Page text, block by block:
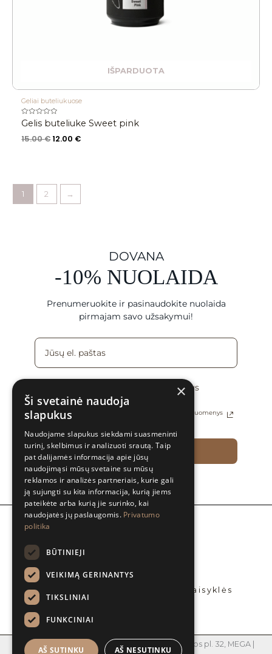
IŠPARDUOTA
Geliai buteliukuose
Įvertinimas:
0
5
Gelis buteliuke Sweet pink
15.00€ 12.00 €
1 2 →
DOVANA
-10% NUOLAIDA
Prenumeruokite ir pasinaudokite nuolaida
pirmajam savo užsakymui!
Sutinku gauti naujienas ir specialius
pasiūlymus el. paštu
Daugiau informacijos apie tai, kaip tvarkomi Jūsų duomenys
PRENUMERUOTI
Privatumo politika
Prekių pirkimo – pardavimo taisyklės
MB Jūsų grožis | Įm. kodas 305219990 | Islandijos pl. 32, MEGA |
×
Ši svetainė naudoja
slapukus
Naudojame slapukus siekdami suasmeninti
turinį, skelbimus ir analizuoti srautą. Taip
pat dalijamės informacija apie jūsų
naudojimąsi mūsų svetaine su mūsų
reklamos ir analizės partneriais, kurie gali
ją sujungti su kita informacija, kurią jiems
pateikėte arba kurią jie surinko, kai
naudojatės jų paslaugomis. Privatumo
politika
BŪTINIEJI
VEIKIMĄ GERINANTYS
TIKSLINIAI
FUNKCINIAI
AŠ SUTINKU AŠ NESUTINKU